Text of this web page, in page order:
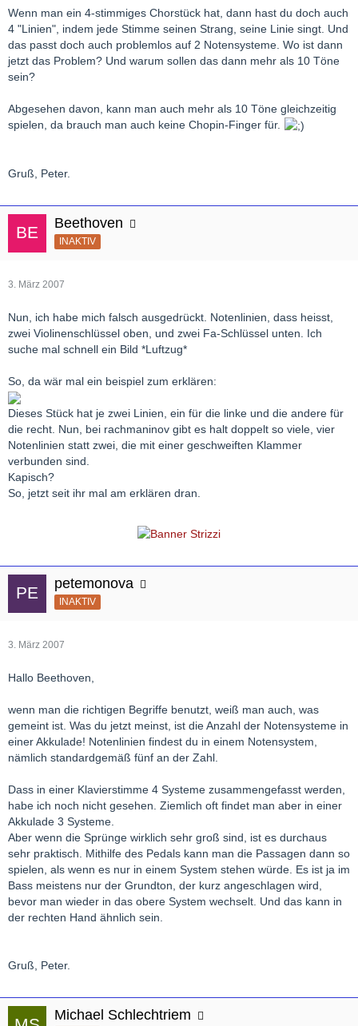
Wenn man ein 4-stimmiges Chorstück hat, dann hast du doch auch
4 "Linien", indem jede Stimme seinen Strang, seine Linie singt. Und
das passt doch auch problemlos auf 2 Notensysteme. Wo ist dann
jetzt das Problem? Und warum sollen das dann mehr als 10 Töne
sein?
Abgesehen davon, kann man auch mehr als 10 Töne gleichzeitig
spielen, da brauch man auch keine Chopin-Finger für.
Gruß, Peter.
Beethoven
INAKTIV
3. März 2007
Nun, ich habe mich falsch ausgedrückt. Notenlinien, dass heisst,
zwei Violinenschlüssel oben, und zwei Fa-Schlüssel unten. Ich
suche mal schnell ein Bild *Luftzug*
So, da wär mal ein beispiel zum erklären:
Dieses Stück hat je zwei Linien, ein für die linke und die andere für
die recht. Nun, bei rachmaninov gibt es halt doppelt so viele, vier
Notenlinien statt zwei, die mit einer geschweiften Klammer
verbunden sind.
Kapisch?
So, jetzt seit ihr mal am erklären dran.
petemonova
INAKTIV
3. März 2007
Hallo Beethoven,
wenn man die richtigen Begriffe benutzt, weiß man auch, was
gemeint ist. Was du jetzt meinst, ist die Anzahl der Notensysteme in
einer Akkulade! Notenlinien findest du in einem Notensystem,
nämlich standardgemäß fünf an der Zahl.
Dass in einer Klavierstimme 4 Systeme zusammengefasst werden,
habe ich noch nicht gesehen. Ziemlich oft findet man aber in einer
Akkulade 3 Systeme.
Aber wenn die Sprünge wirklich sehr groß sind, ist es durchaus
sehr praktisch. Mithilfe des Pedals kann man die Passagen dann so
spielen, als wenn es nur in einem System stehen würde. Es ist ja im
Bass meistens nur der Grundton, der kurz angeschlagen wird,
bevor man wieder in das obere System wechselt. Und das kann in
der rechten Hand ähnlich sein.
Gruß, Peter.
Michael Schlechtriem